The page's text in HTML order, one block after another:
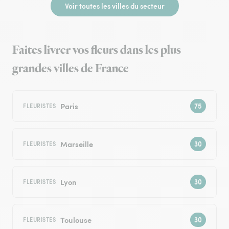
Voir toutes les villes du secteur
Faites livrer vos fleurs dans les plus
grandes villes de France
FLEURISTES Paris
FLEURISTES Marseille
FLEURISTES Lyon
FLEURISTES Toulouse